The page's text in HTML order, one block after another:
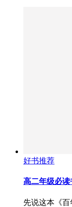
好书推荐
高二年级必读
先说这本《百